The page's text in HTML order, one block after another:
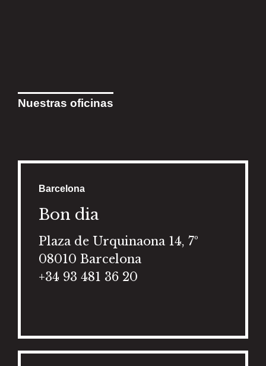
Nuestras oficinas
Barcelona
Bon dia
Plaza de Urquinaona 14, 7º
08010 Barcelona
+34 93 481 36 20